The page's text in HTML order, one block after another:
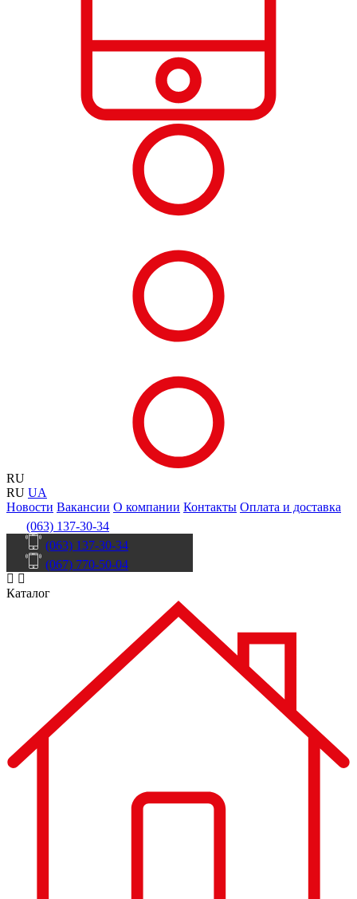
RU
RU UA
Новости Вакансии О компании Контакты Оплата и доставка
(063) 137-30-34
(063) 137-30-34
(067) 770-50-04
Каталог